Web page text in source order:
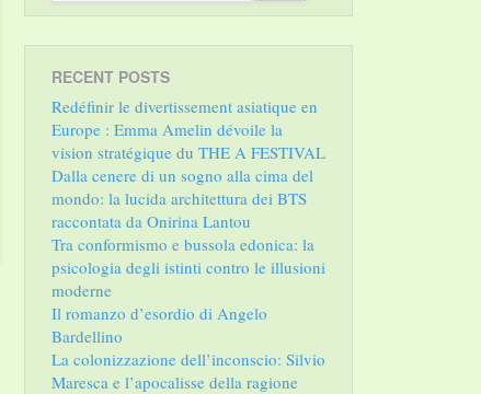
RECENT POSTS
Redéfinir le divertissement asiatique en
Europe : Emma Amelin dévoile la
vision stratégique du THE A FESTIVAL
Dalla cenere di un sogno alla cima del
mondo: la lucida architettura dei BTS
raccontata da Onirina Lantou
Tra conformismo e bussola edonica: la
psicologia degli istinti contro le illusioni
moderne
Il romanzo d’esordio di Angelo
Bardellino
La colonizzazione dell’inconscio: Silvio
Maresca e l’apocalisse della ragione